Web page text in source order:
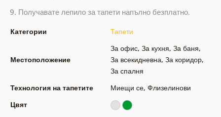
9. Получавате лепило за тапети напълно безплатно.
Категории Тапети
Местоположение
За офис, За кухня, За баня,
За всекидневна, За коридор,
За спалня
Технология на тапетите
Миещи се, Флизелинови
Цвят